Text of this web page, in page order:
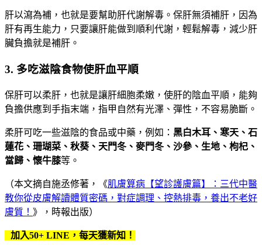
肝以瀉為補，也就是要幫助肝代謝解毒。保肝無須補肝，因為
肝有再生能力，只要讓肝能做到順利代謝，輕鬆解毒，減少肝
臟負擔就是補肝。
3. 多吃滋陰食物使肝血平順
保肝可以柔肝，也就是讓肝細胞柔嫩，使肝的陰血平順，能夠
負擔供應到手指末端，指甲自然有光澤、彈性，不容易脆斷。
柔肝可吃一些滋陰的食品或中藥，例如： 黑白木耳、寒天、石
蓮花、珊瑚菜、秋葵、天門冬、麥門冬、沙參、生地、枸杞、
當歸、懷牛膝等。
（本文摘自施丞修著，《肌膚算病【望診護膚篇】：三代中醫
教你從皮膚解讀體質密碼，對症調理、控熱排毒，養出不老好
膚質！ 》，時報出版）
加入50+ LINE，每天獲新知！